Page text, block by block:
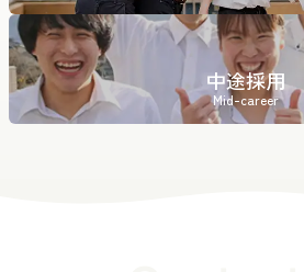
中途採用
Mid-career